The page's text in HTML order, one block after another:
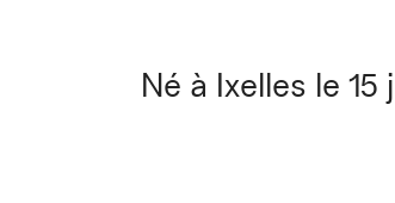
Né à Ixelles le 15